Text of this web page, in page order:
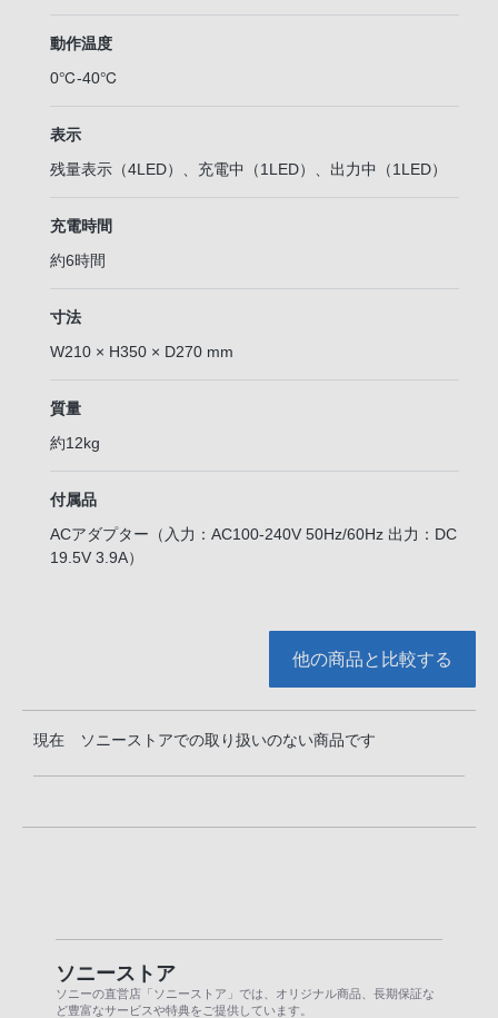
動作温度
0℃-40℃
表示
残量表示（4LED）、充電中（1LED）、出力中（1LED）
充電時間
約6時間
寸法
W210 × H350 × D270 mm
質量
約12kg
付属品
ACアダプター（入力：AC100-240V 50Hz/60Hz 出力：DC
19.5V 3.9A）
他の商品と比較する
現在 ソニーストアでの取り扱いのない商品です
ソニーストア
ソニーの直営店「ソニーストア」では、オリジナル商品、長期保証な
ど豊富なサービスや特典をご提供しています。